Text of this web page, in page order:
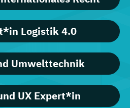
Logistik 4.0
Umwelttechnik
UX Expert*in